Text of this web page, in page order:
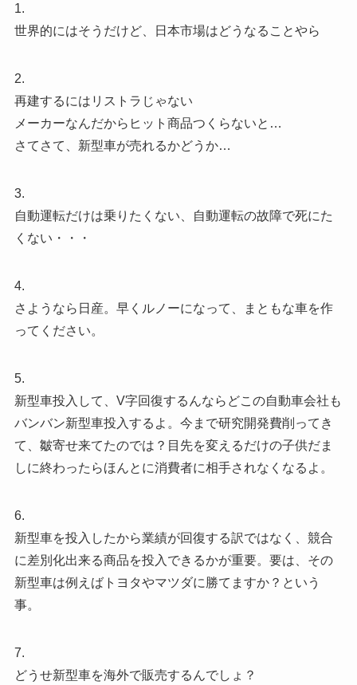
1.
世界的にはそうだけど、日本市場はどうなることやら
2.
再建するにはリストラじゃない
メーカーなんだからヒット商品つくらないと…
さてさて、新型車が売れるかどうか…
3.
自動運転だけは乗りたくない、自動運転の故障で死にた
くない・・・
4.
さようなら日産。早くルノーになって、まともな車を作
ってください。
5.
新型車投入して、V字回復するんならどこの自動車会社も
バンバン新型車投入するよ。今まで研究開発費削ってき
て、皺寄せ来てたのでは？目先を変えるだけの子供だま
しに終わったらほんとに消費者に相手されなくなるよ。
6.
新型車を投入したから業績が回復する訳ではなく、競合
に差別化出来る商品を投入できるかが重要。要は、その
新型車は例えばトヨタやマツダに勝てますか？という
事。
7.
どうせ新型車を海外で販売するんでしょ？